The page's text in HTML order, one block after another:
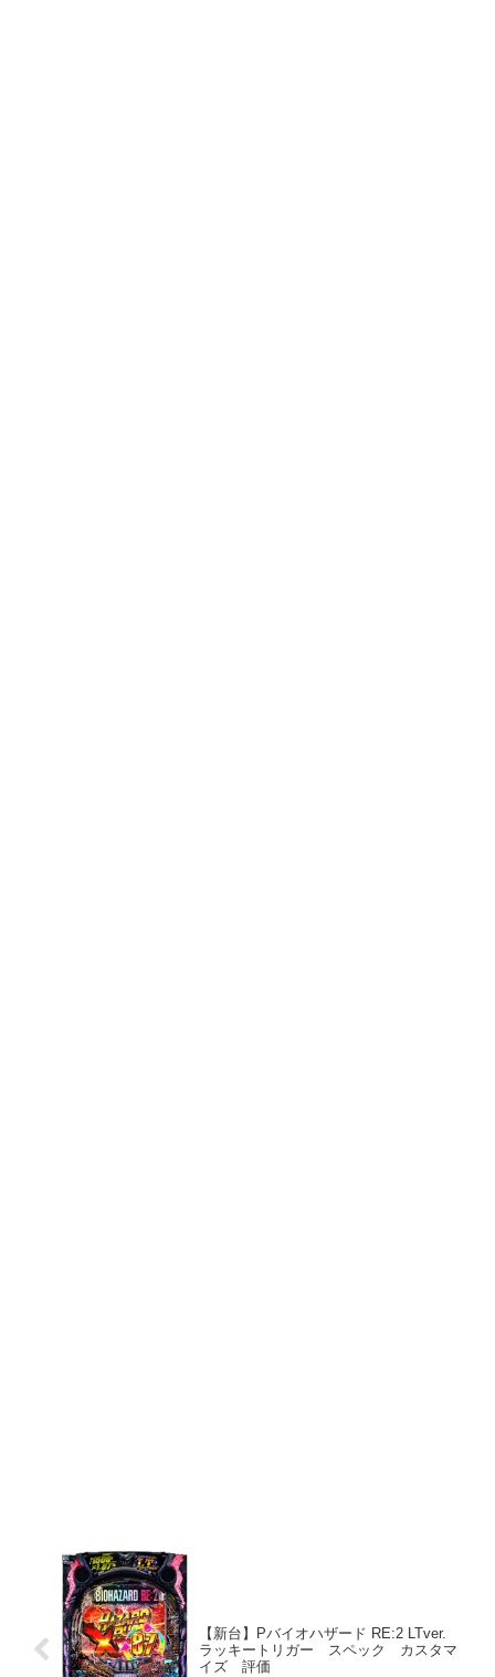
【新台】Pバイオハザード RE:2 LTver.
ラッキートリガー スペック カスタマ
イズ 評価